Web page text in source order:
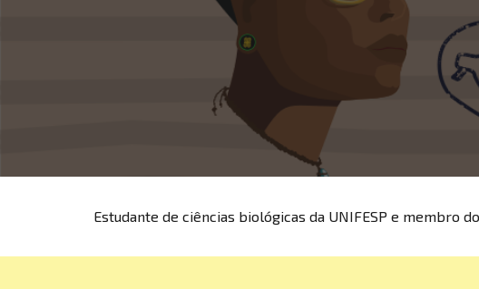
Estudante de ciências biológicas da UNIFESP e membro